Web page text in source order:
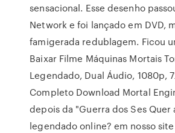
sensacional. Esse desenho
Network e foi lançado em DVD,
famigerada redublagem. Ficou
Baixar Filme Máquinas Mortais
Legendado, Dual Áudio, 1080p,
Completo Download Mortal
depois da "Guerra dos Ses Quer
legendado online? em nosso